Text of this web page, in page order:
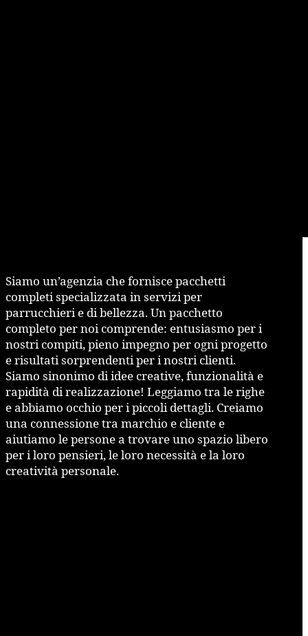
Siamo un’agenzia che fornisce pacchetti
completi specializzata in servizi per
parrucchieri e di bellezza. Un pacchetto
completo per noi comprende: entusiasmo per i
nostri compiti, pieno impegno per ogni progetto
e risultati sorprendenti per i nostri clienti.
Siamo sinonimo di idee creative, funzionalità e
rapidità di realizzazione! Leggiamo tra le righe
e abbiamo occhio per i piccoli dettagli. Creiamo
una connessione tra marchio e cliente e
aiutiamo le persone a trovare uno spazio libero
per i loro pensieri, le loro necessità e la loro
creatività personale.